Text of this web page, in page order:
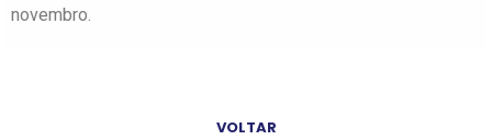
novembro.
VOLTAR